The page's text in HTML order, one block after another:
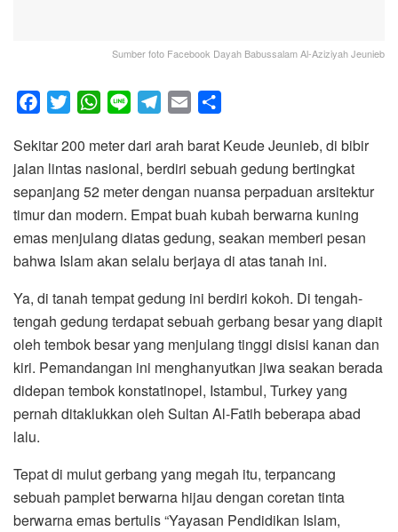
Sumber foto Facebook Dayah Babussalam Al-Aziziyah Jeunieb
c
e
b
o
o
k
i
t
t
e
r
W
a
t
s
A
p
p
n
e
l
e
g
r
a
m
a
i
a
r
e
Sekitar 200 meter dari arah barat Keude Jeunieb, di bibir
jalan lintas nasional, berdiri sebuah gedung bertingkat
sepanjang 52 meter dengan nuansa perpaduan arsitektur
timur dan modern. Empat buah kubah berwarna kuning
emas menjulang diatas gedung, seakan memberi pesan
bahwa Islam akan selalu berjaya di atas tanah ini.
Ya, di tanah tempat gedung ini berdiri kokoh. Di tengah-
tengah gedung terdapat sebuah gerbang besar yang diapit
oleh tembok besar yang menjulang tinggi disisi kanan dan
kiri. Pemandangan ini menghanyutkan jiwa seakan berada
didepan tembok konstatinopel, Istambul, Turkey yang
pernah ditaklukkan oleh Sultan Al-Fatih beberapa abad
lalu.
Tepat di mulut gerbang yang megah itu, terpancang
sebuah pamplet berwarna hijau dengan coretan tinta
berwarna emas bertulis “Yayasan Pendidikan Islam,